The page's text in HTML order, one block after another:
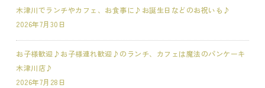
木津川でランチやカフェ、お食事に♪お誕生日などのお祝いも♪
2026年7月30日
お子様歓迎♪お子様連れ歓迎♪のランチ、カフェは魔法のパンケーキ
木津川店♪
2026年7月28日